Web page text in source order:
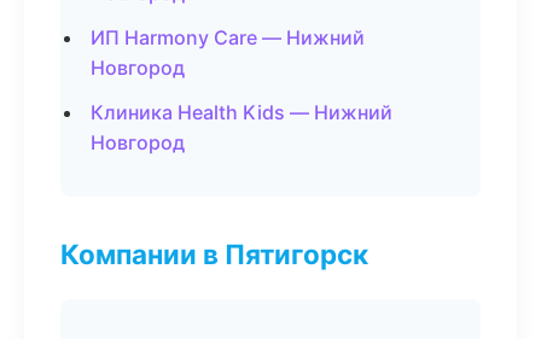
ИП Harmony Care — Нижний
Новгород
Клиника Health Kids — Нижний
Новгород
Компании в Пятигорск